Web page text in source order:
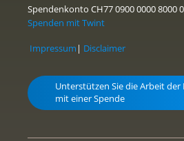
Spendenkonto CH77 0900 0000 8000
Spenden mit Twint
Impressum | Disclaimer
Unterstützen Sie die Arbeit der
mit einer Spende